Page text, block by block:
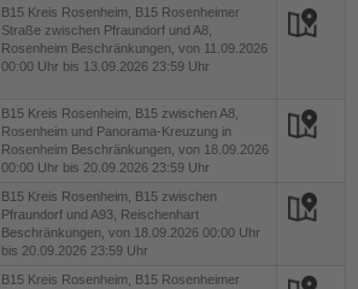
B15 Kreis Rosenheim, B15 Rosenheimer
Straße zwischen Pfraundorf und A8,
Rosenheim Beschränkungen, von 11.09.2026
00:00 Uhr bis 13.09.2026 23:59 Uhr
B15 Kreis Rosenheim, B15 zwischen A8,
Rosenheim und Panorama-Kreuzung in
Rosenheim Beschränkungen, von 18.09.2026
00:00 Uhr bis 20.09.2026 23:59 Uhr
B15 Kreis Rosenheim, B15 zwischen
Pfraundorf und A93, Reischenhart
Beschränkungen, von 18.09.2026 00:00 Uhr
bis 20.09.2026 23:59 Uhr
B15 Kreis Rosenheim, B15 Rosenheimer